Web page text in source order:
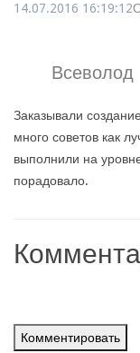
14.07.2016 16:19:12
Всеволод
Заказывали
много советов как
выполнили на
порадовало.
Комментировать